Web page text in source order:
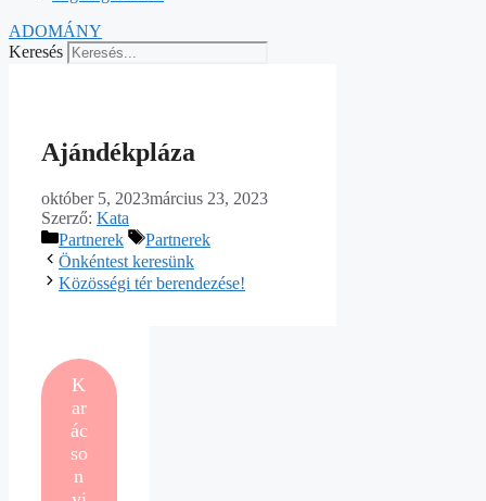
ADOMÁNY
Keresés
Ajándékpláza
október 5, 2023március 23, 2023
Szerző: Kata
Kategória
Partnerek Címkék
Partnerek
Önkéntest keresünk
Közösségi tér berendezése!
K
ar
ác
so
n